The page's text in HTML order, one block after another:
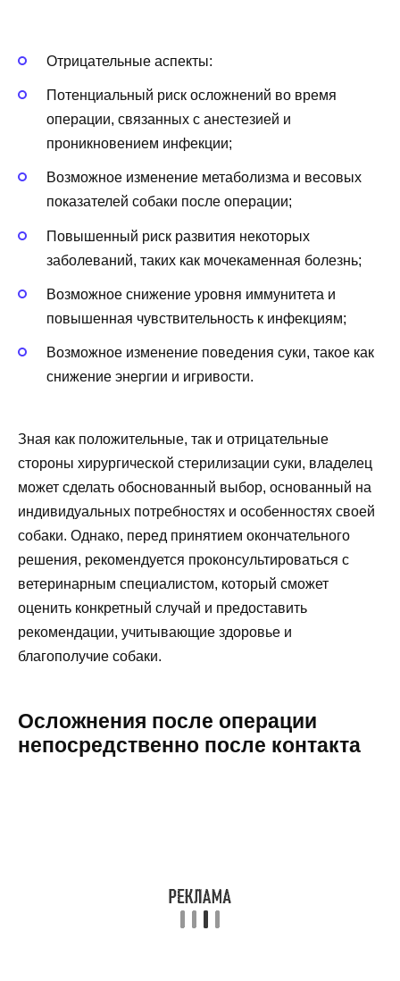
Отрицательные аспекты:
Потенциальный риск осложнений во время
операции, связанных с анестезией и
проникновением инфекции;
Возможное изменение метаболизма и весовых
показателей собаки после операции;
Повышенный риск развития некоторых
заболеваний, таких как мочекаменная болезнь;
Возможное снижение уровня иммунитета и
повышенная чувствительность к инфекциям;
Возможное изменение поведения суки, такое как
снижение энергии и игривости.
Зная как положительные, так и отрицательные
стороны хирургической стерилизации суки, владелец
может сделать обоснованный выбор, основанный на
индивидуальных потребностях и особенностях своей
собаки. Однако, перед принятием окончательного
решения, рекомендуется проконсультироваться с
ветеринарным специалистом, который сможет
оценить конкретный случай и предоставить
рекомендации, учитывающие здоровье и
благополучие собаки.
Осложнения после операции
непосредственно после контакта